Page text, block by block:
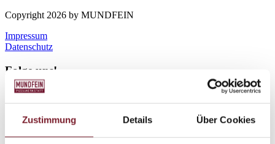
Zustimmung Details Über Cookies
Copyright 2026 by MUNDFEIN
Impressum
Datenschutz
Folge uns!
Achim Pizza bestellen
Ahrensburg Pizza bestellen
Aurich Pizza bestellen
Bad Oldesloe Pizza bestellen
Bad Segeberg Pizza bestellen